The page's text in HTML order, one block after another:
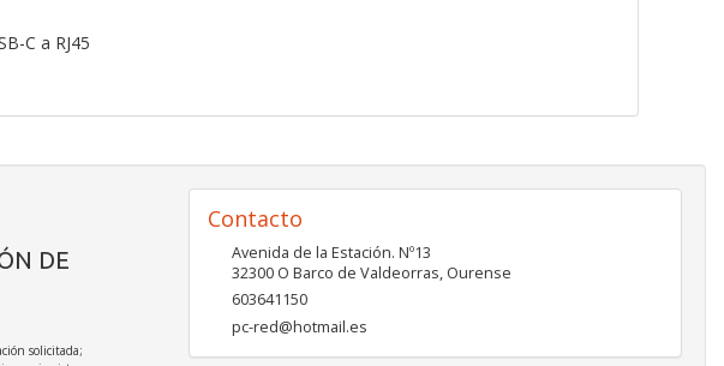
C a RJ45
DE
solicitada;
Contacto
Avenida de la Estación. Nº13
32300 O Barco de Valdeorras, Ourense
603641150
pc-red@hotmail.es